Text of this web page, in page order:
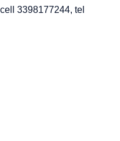
3398177244, tel